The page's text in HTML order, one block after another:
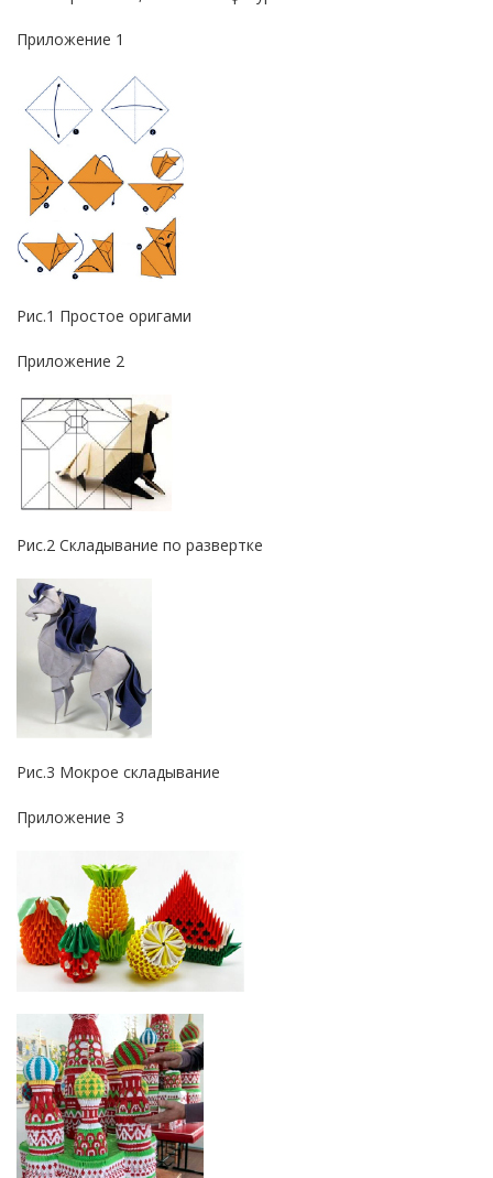
Приложение 1
Рис.1 Простое оригами
Приложение 2
Рис.2 Складывание по развертке
Рис.3 Мокрое складывание
Приложение 3